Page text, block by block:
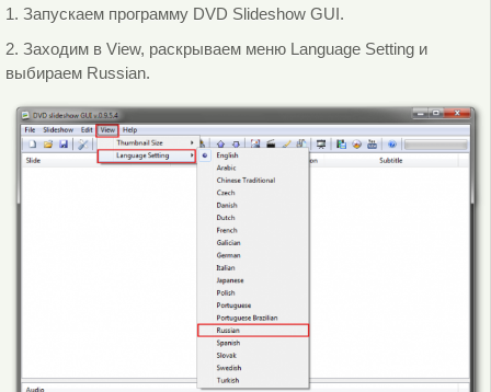
1. Запускаем программу DVD Slideshow GUI.
2. Заходим в View, раскрываем меню Language Setting и
выбираем Russian.